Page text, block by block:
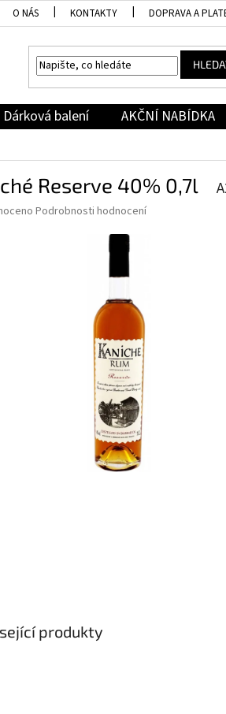
O NÁS KONTAKTY DOPRAVA A
Dárková balení AKČNÍ NABÍDKA
Reserve 40% 0,7l
Podrobnosti hodnocení
produkty